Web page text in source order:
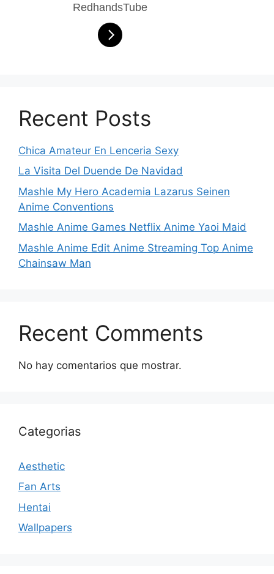
RedhandsTube
Recent Posts
Chica Amateur En Lenceria Sexy
La Visita Del Duende De Navidad
Mashle My Hero Academia Lazarus Seinen
Anime Conventions
Mashle Anime Games Netflix Anime Yaoi Maid
Mashle Anime Edit Anime Streaming Top Anime
Chainsaw Man
Recent Comments
No hay comentarios que mostrar.
Categorias
Aesthetic
Fan Arts
Hentai
Wallpapers